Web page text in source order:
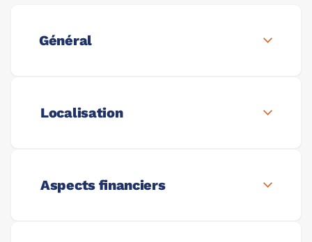
Général
Localisation
Aspects financiers